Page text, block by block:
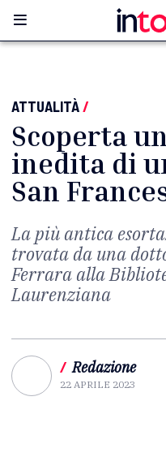
ATTUALITÀ/
Scoperta
inedita di
San
La più antica
trovata da una
Ferrara alla
Laurenziana
/ Redazione
22 APRILE 2023